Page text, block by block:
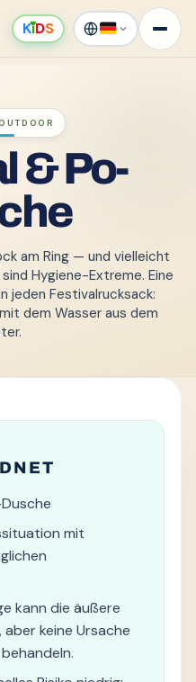
KıDS
& Po-
am Ring — und vielleicht
Hygiene-Extreme. Eine
jeden Festivalrucksack:
dem Wasser aus dem
mit
kann die äußere
keine Ursache